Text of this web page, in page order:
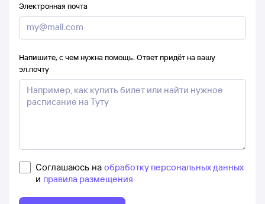
Электронная почта
Напишите, с чем нужна помощь. Ответ придёт на вашу
эл.почту
Соглашаюсь на обработку персональных данных
и правила размещения